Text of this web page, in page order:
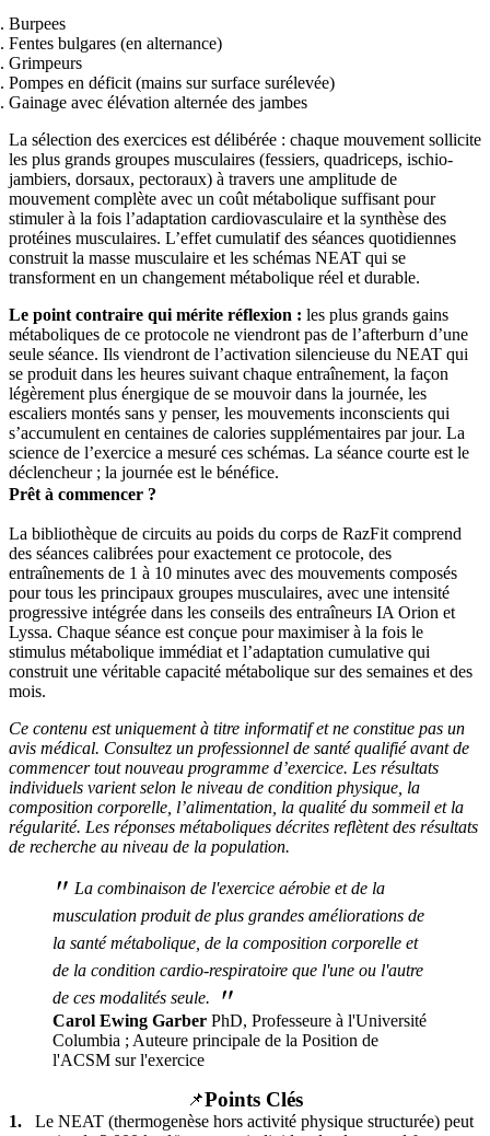
Burpees
Fentes bulgares (en alternance)
Grimpeurs
Pompes en déficit (mains sur surface surélevée)
Gainage avec élévation alternée des jambes
La sélection des exercices est délibérée : chaque mouvement sollicite
les plus grands groupes musculaires (fessiers, quadriceps, ischio-
jambiers, dorsaux, pectoraux) à travers une amplitude de
mouvement complète avec un coût métabolique suffisant pour
stimuler à la fois l’adaptation cardiovasculaire et la synthèse des
protéines musculaires. L’effet cumulatif des séances quotidiennes
construit la masse musculaire et les schémas NEAT qui se
transforment en un changement métabolique réel et durable.
Le point contraire qui mérite réflexion : les plus grands gains
métaboliques de ce protocole ne viendront pas de l’afterburn d’une
seule séance. Ils viendront de l’activation silencieuse du NEAT qui
se produit dans les heures suivant chaque entraînement, la façon
légèrement plus énergique de se mouvoir dans la journée, les
escaliers montés sans y penser, les mouvements inconscients qui
s’accumulent en centaines de calories supplémentaires par jour. La
science de l’exercice a mesuré ces schémas. La séance courte est le
déclencheur ; la journée est le bénéfice.
Prêt à commencer ?
La bibliothèque de circuits au poids du corps de RazFit comprend
des séances calibrées pour exactement ce protocole, des
entraînements de 1 à 10 minutes avec des mouvements composés
pour tous les principaux groupes musculaires, avec une intensité
progressive intégrée dans les conseils des entraîneurs IA Orion et
Lyssa. Chaque séance est conçue pour maximiser à la fois le
stimulus métabolique immédiat et l’adaptation cumulative qui
construit une véritable capacité métabolique sur des semaines et des
mois.
Ce contenu est uniquement à titre informatif et ne constitue pas un
avis médical. Consultez un professionnel de santé qualifié avant de
commencer tout nouveau programme d’exercice. Les résultats
individuels varient selon le niveau de condition physique, la
composition corporelle, l’alimentation, la qualité du sommeil et la
régularité. Les réponses métaboliques décrites reflètent des résultats
de recherche au niveau de la population.
" La combinaison de l'exercice aérobie et de la
musculation produit de plus grandes améliorations de
la santé métabolique, de la composition corporelle et
de la condition cardio-respiratoire que l'une ou l'autre
de ces modalités seule.
"
Carol Ewing Garber PhD, Professeure à l'Université
Columbia ; Auteure principale de la Position de
l'ACSM sur l'exercice
📌Points Clés
1.
Le NEAT (thermogenèse hors activité physique structurée) peut